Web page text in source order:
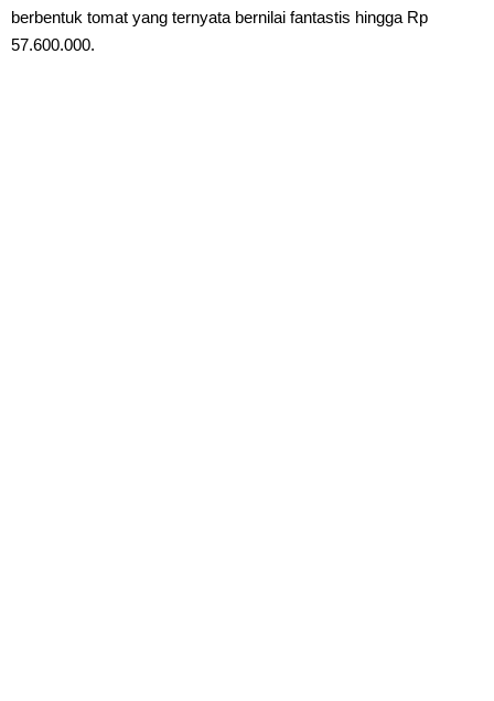
berbentuk tomat yang ternyata bernilai fantastis hingga Rp
57.600.000.